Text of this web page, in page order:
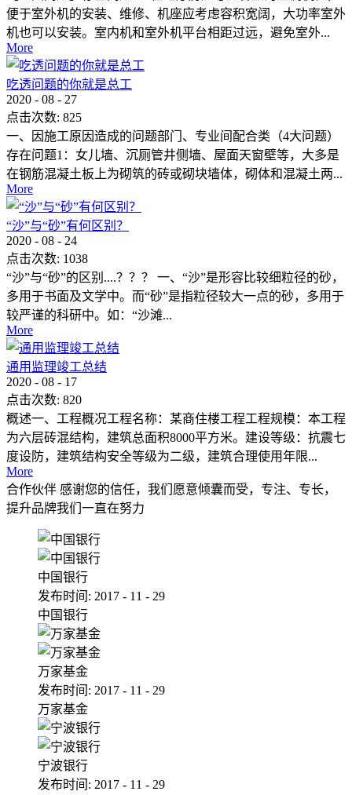
便于室外机的安装、维修、机座应考虑容积宽阔，大功率室外
机也可以安装。室内机和室外机平台相距过远，避免室外...
More
吃透问题的你就是总工
2020 - 08 - 27
点击次数: 825
一、因施工原因造成的问题部门、专业间配合类（4大问题）
存在问题1：女儿墙、沉厕管井侧墙、屋面天窗壁等，大多是
在钢筋混凝土板上为砌筑的砖或砌块墙体，砌体和混凝土两...
More
“沙”与“砂”有何区别？
2020 - 08 - 24
点击次数: 1038
“沙”与“砂”的区别....？？？ 一、“沙”是形容比较细粒径的砂，
多用于书面及文学中。而“砂”是指粒径较大一点的砂，多用于
较严谨的科研中。如：“沙滩...
More
通用监理竣工总结
2020 - 08 - 17
点击次数: 820
概述一、工程概况工程名称：某商住楼工程工程规模：本工程
为六层砖混结构，建筑总面积8000平方米。建设等级：抗震七
度设防，建筑结构安全等级为二级，建筑合理使用年限...
More
合作伙伴 感谢您的信任，我们愿意倾囊而受，专注、专长，
提升品牌我们一直在努力
中国银行
发布时间: 2017 - 11 - 29
中国银行
万家基金
发布时间: 2017 - 11 - 29
万家基金
宁波银行
发布时间: 2017 - 11 - 29